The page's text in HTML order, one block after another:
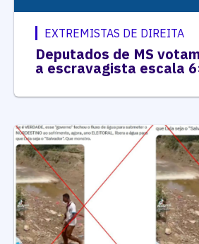
EXTREMISTAS DE DIREITA
Deputados de MS
a escravagista escala